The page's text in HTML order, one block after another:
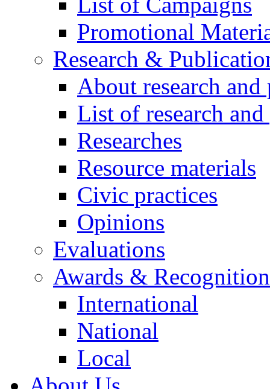
Promotional
Research &
About research
List of research
Researches
Resource materials
Civic practices
Opinions
Evaluations
Awards &
International
National
Local